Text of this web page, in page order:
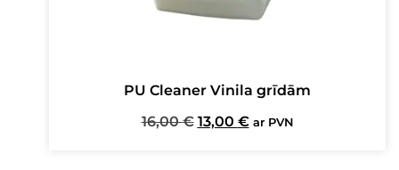
PU Cleaner Vinila grīdām
16,00€ Original
13,00 €Current
ar PVN